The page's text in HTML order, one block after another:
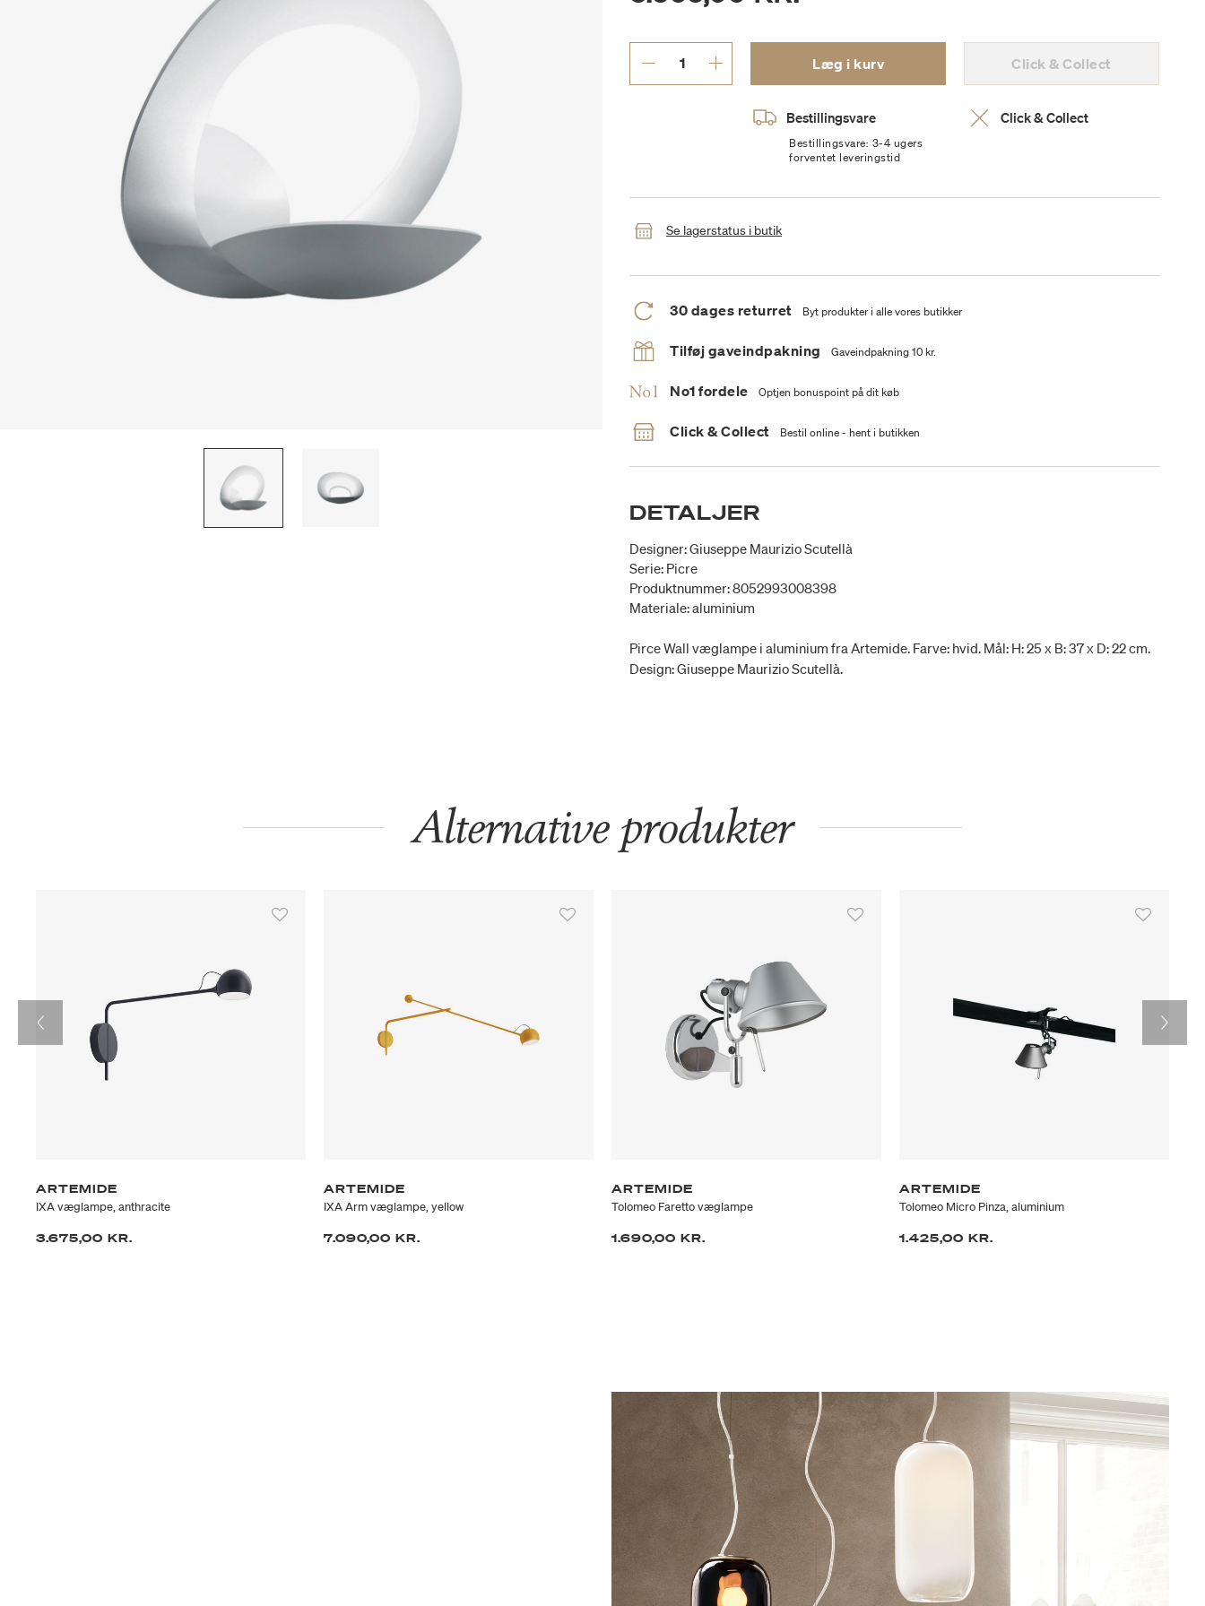
Læg i kurv Click & Collect
Bestillingsvare
Bestillingsvare: 3-4 ugers
forventet leveringstid
Click & Collect
Se lagerstatus i butik
30 dages returret Byt produkter i alle vores butikker
Tilføj gaveindpakning Gaveindpakning 10 kr.
No1 fordele Optjen bonuspoint på dit køb
Click & Collect Bestil online - hent i butikken
DETALJER
Designer: Giuseppe Maurizio Scutellà
Serie: Picre
Produktnummer: 8052993008398
Materiale: aluminium
Pirce Wall væglampe i aluminium fra Artemide. Farve: hvid. Mål: H: 25 x B: 37 x D: 22 cm.
Design: Giuseppe Maurizio Scutellà.
Alternative produkter
ARTEMIDE
IXA væglampe, anthracite
3.675,00 KR.
ARTEMIDE
IXA Arm væglampe, yellow
7.090,00 KR.
ARTEMIDE
Tolomeo Faretto væglampe
1.690,00 KR.
ARTEMIDE
Tolomeo Micro Pinza, aluminium
1.425,00 KR.